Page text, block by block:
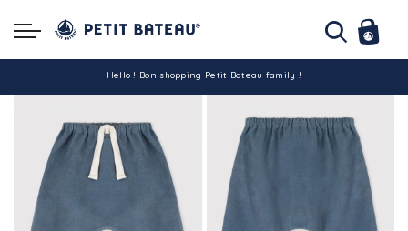
Hello ! Bon shopping Petit Bateau family !
La livraison est assurée partout en Tunisie !
-10% pour tout paiement par carte bancaire (hors promo)